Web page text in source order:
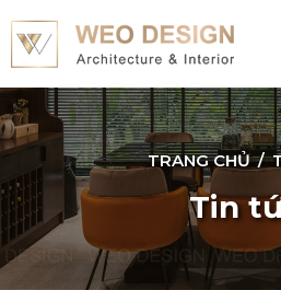
TRANG CHỦ /
Tin